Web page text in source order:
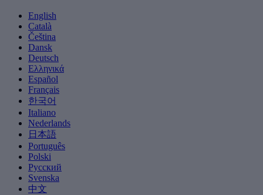
English
Català
Čeština
Dansk
Deutsch
Ελληνικά
Español
Français
한국어
Italiano
Nederlands
日本語
Português
Polski
Русский
Svenska
中文